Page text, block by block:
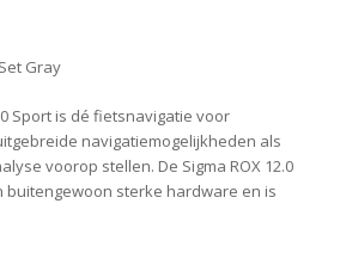
Gray
Sport is dé fietsnavigatie voor
navigatiemogelijkheden als
voorop stellen. De Sigma ROX 12.0
buitengewoon sterke hardware en is